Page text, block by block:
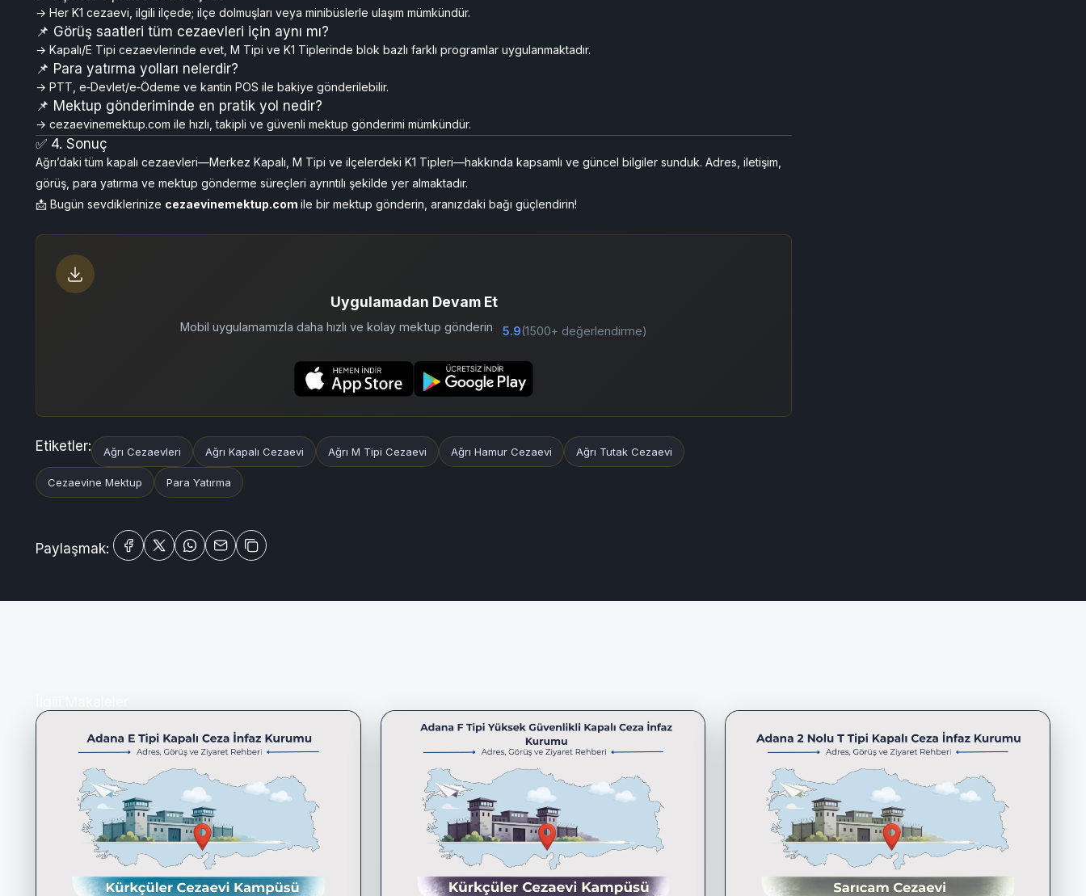
→ Her K1 cezaevi, ilgili ilçede; ilçe dolmuşları veya minibüslerle ulaşım mümkündür.
📌 Görüş saatleri tüm cezaevleri için aynı mı?
→ Kapalı/E Tipi cezaevlerinde evet, M Tipi ve K1 Tiplerinde blok bazlı farklı programlar uygulanmaktadır.
📌 Para yatırma yolları nelerdir?
→ PTT, e‑Devlet/e‑Ödeme ve kantin POS ile bakiye gönderilebilir.
📌 Mektup gönderiminde en pratik yol nedir?
→ cezaevinemektup.com ile hızlı, takipli ve güvenli mektup gönderimi mümkündür.
✅ 4. Sonuç
Ağrı’daki tüm kapalı cezaevleri—Merkez Kapalı, M Tipi ve ilçelerdeki K1 Tipleri—hakkında kapsamlı ve güncel bilgiler sunduk. Adres, iletişim,
görüş, para yatırma ve mektup gönderme süreçleri ayrıntılı şekilde yer almaktadır.
📩 Bugün sevdiklerinize cezaevinemektup.com ile bir mektup gönderin, aranızdaki bağı güçlendirin!
Uygulamadan Devam Et
Mobil uygulamamızla daha hızlı ve kolay mektup gönderin 5.9(1500+ değerlendirme)
Etiketler: Ağrı Cezaevleri Ağrı Kapalı Cezaevi Ağrı M Tipi Cezaevi Ağrı Hamur Cezaevi Ağrı Tutak Cezaevi
Cezaevine Mektup Para Yatırma
Paylaşmak: